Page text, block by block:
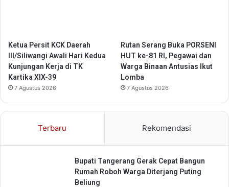
r
d
i
L
a
a
e
Ketua Persit KCK Daerah
III/Siliwangi Awali Hari Kedua
Kunjungan Kerja di TK
Kartika XIX-39
7 Agustus 2026
Rutan Serang Buka PORSENI
HUT ke-81 RI, Pegawai dan
Warga Binaan Antusias Ikut
Lomba
7 Agustus 2026
Terbaru Rekomendasi
Bupati Tangerang Gerak Cepat Bangun
Rumah Roboh Warga Diterjang Puting
Beliung